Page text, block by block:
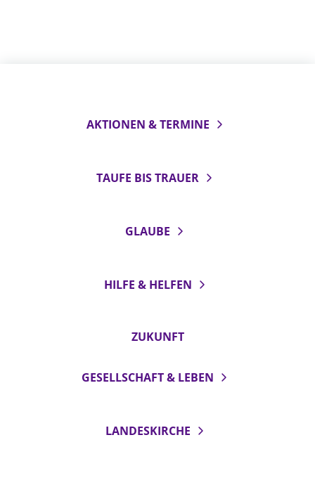
AKTIONEN & TERMINE
TAUFE BIS TRAUER
GLAUBE
HILFE & HELFEN
ZUKUNFT
GESELLSCHAFT & LEBEN
LANDESKIRCHE
Klimaschutzgesetz
Öffentlichkeitsarbeit
Projektmanagement
Terminstundenplaner